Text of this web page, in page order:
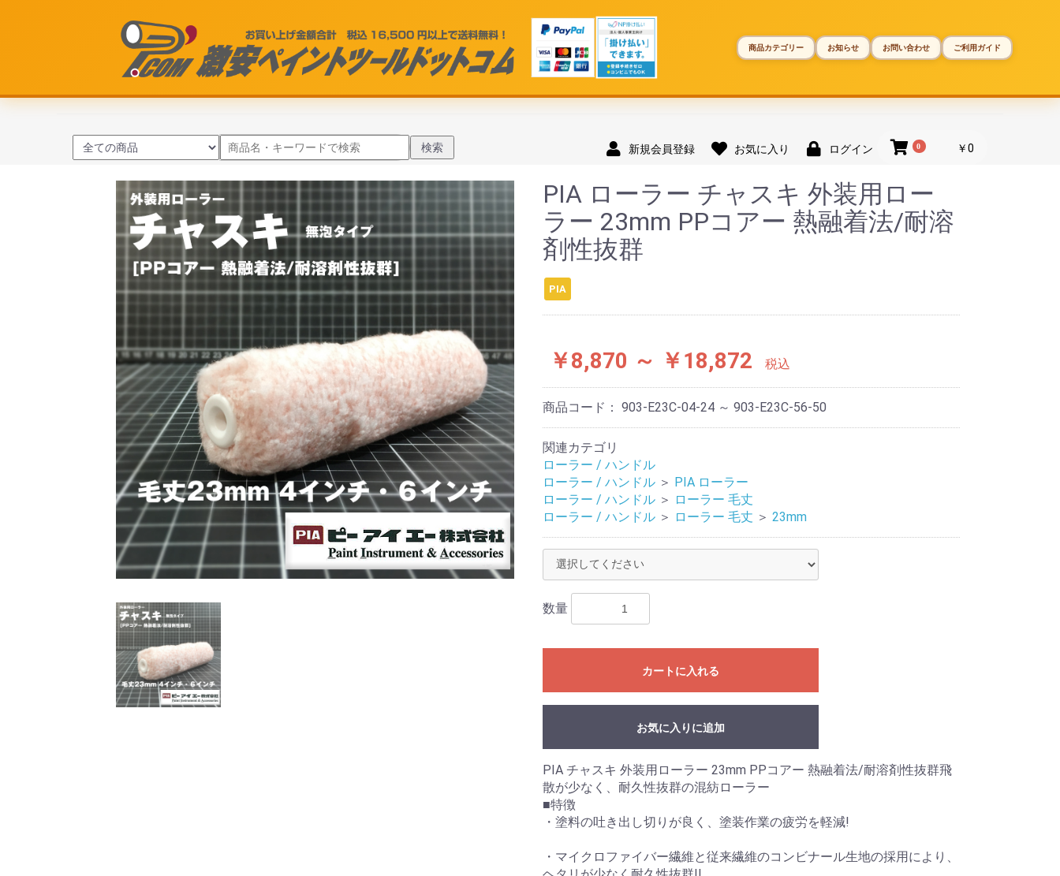
商品カテゴリー お知らせ お問い合わせ ご利用ガイド
検索 新規会員登録 お気に入り ログイン 0 ￥0
PIA ローラー チャスキ 外装用ロー
ラー 23mm PPコアー 熱融着法/耐溶
剤性抜群
PIA
￥8,870 ～ ￥18,872 税込
商品コード： 903-E23C-04-24 ～ 903-E23C-56-50
関連カテゴリ
ローラー / ハンドル
ローラー / ハンドル ＞ PIA ローラー
ローラー / ハンドル ＞ ローラー 毛丈
ローラー / ハンドル ＞ ローラー 毛丈 ＞ 23mm
数量
カートに入れる
お気に入りに追加
PIA チャスキ 外装用ローラー 23mm PPコアー 熱融着法/耐溶剤性抜群飛
散が少なく、耐久性抜群の混紡ローラー
■特徴
・塗料の吐き出し切りが良く、塗装作業の疲労を軽減!
・マイクロファイバー繊維と従来繊維のコンビナール生地の採用により、